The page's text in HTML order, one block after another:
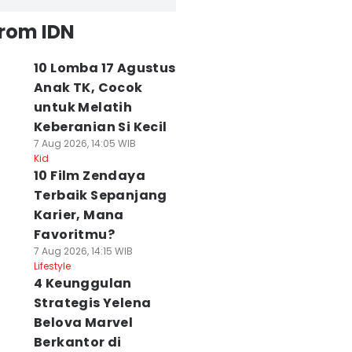
IDN
10 Lomba 17 Agustus
Anak TK, Cocok
untuk Melatih
Keberanian Si Kecil
7 Aug 2026, 14:05 WIB
Kid
10 Film Zendaya
Terbaik Sepanjang
Karier, Mana
Favoritmu?
7 Aug 2026, 14:15 WIB
Lifestyle
4 Keunggulan
Strategis Yelena
Belova Marvel
Berkantor di